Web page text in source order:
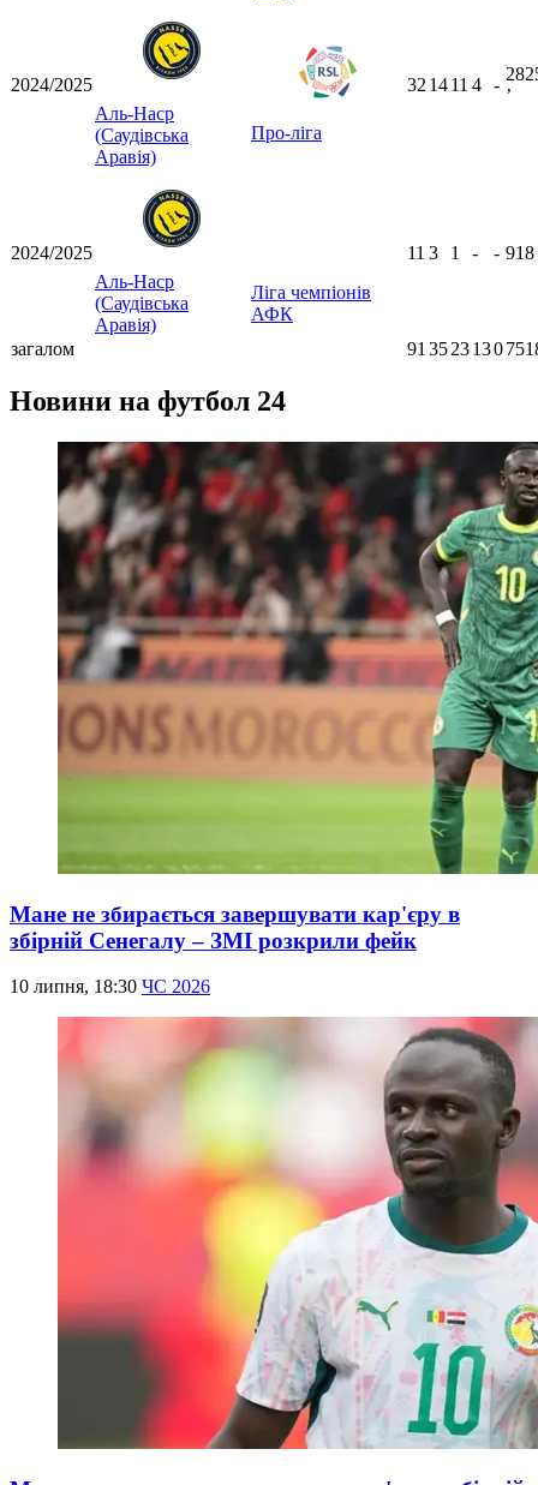
2024/2025
Аль-Наср
(Саудівська
Аравія)
Про-ліга
32 1411 4 -
ʼ
2024/2025
Аль-Наср
(Саудівська
Аравія)
Ліга чемпіонів
АФК
11 3 1 - - 918
загалом 91 3523130
Новини на футбол 24
Мане не збирається завершувати кар'єру в
збірній Сенегалу – ЗМІ розкрили фейк
10 липня, 18:30 ЧС 2026